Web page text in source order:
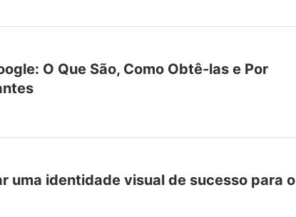
O Que São, Como Obtê-las e Por
uma identidade visual de sucesso para o